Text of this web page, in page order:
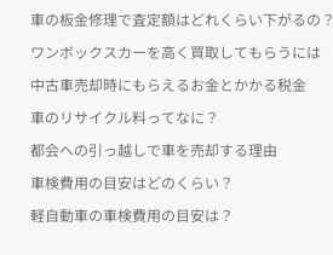
車の板金修理で査定額はどれくらい下がるの？
ワンボックスカーを高く買取してもらうには
中古車売却時にもらえるお金とかかる税金
車のリサイクル料ってなに？
都会への引っ越しで車を売却する理由
車検費用の目安はどのくらい？
軽自動車の車検費用の目安は？